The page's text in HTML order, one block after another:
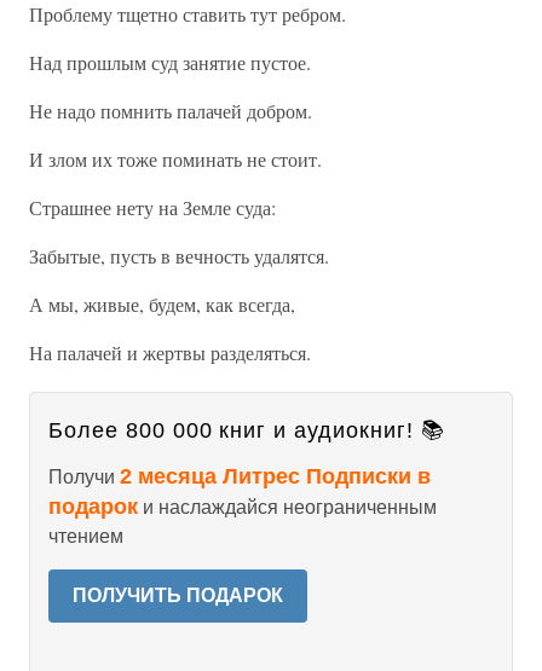
Проблему тщетно ставить тут ребром.
Над прошлым суд занятие пустое.
Не надо помнить палачей добром.
И злом их тоже поминать не стоит.
Страшнее нету на Земле суда:
Забытые, пусть в вечность удалятся.
А мы, живые, будем, как всегда,
На палачей и жертвы разделяться.
Более 800 000 книг и аудиокниг! 📚
Получи 2 месяца Литрес Подписки в
подарок и наслаждайся неограниченным
чтением
ПОЛУЧИТЬ ПОДАРОК